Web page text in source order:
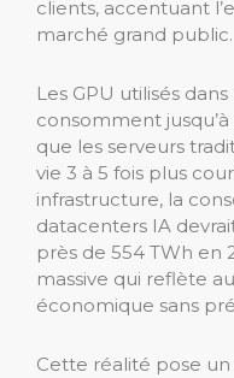
clients, accentuant
marché grand public.
Les GPU utilisés
consomment
que les serveurs
vie 3 à 5 fois plus
infrastructure, la
datacenters IA
près de 554 TWh en
massive qui reflète
économique sans
Cette réalité pose